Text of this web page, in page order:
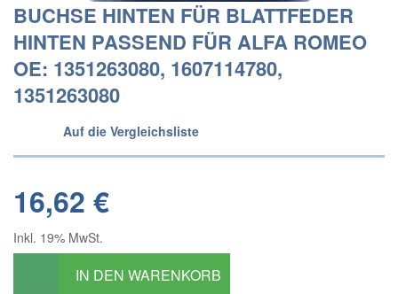
BUCHSE HINTEN FÜR BLATTFEDER
HINTEN PASSEND FÜR ALFA ROMEO
OE: 1351263080, 1607114780,
1351263080
Auf die Vergleichsliste
16,62 €
Inkl. 19% MwSt.
IN DEN WARENKORB